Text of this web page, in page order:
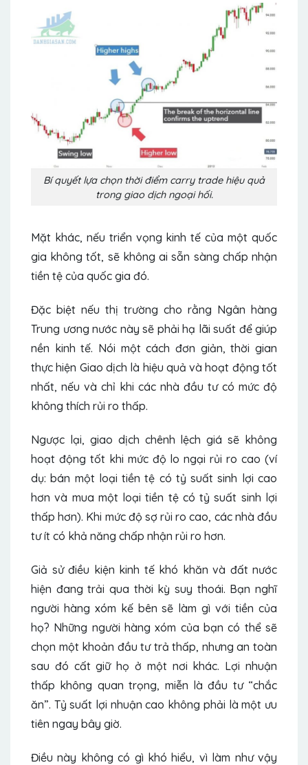
Bí quyết lựa chọn thời điểm carry trade hiệu quả
trong giao dịch ngoại hối.
Mặt khác, nếu triển vọng kinh tế của một quốc
gia không tốt, sẽ không ai sẵn sàng chấp nhận
tiền tệ của quốc gia đó.
Đặc biệt nếu thị trường cho rằng Ngân hàng
Trung ương nước này sẽ phải hạ lãi suất để giúp
nền kinh tế. Nói một cách đơn giản, thời gian
thực hiện Giao dịch là hiệu quả và hoạt động tốt
nhất, nếu và chỉ khi các nhà đầu tư có mức độ
không thích rủi ro thấp.
Ngược lại, giao dịch chênh lệch giá sẽ không
hoạt động tốt khi mức độ lo ngại rủi ro cao (ví
dụ: bán một loại tiền tệ có tỷ suất sinh lợi cao
hơn và mua một loại tiền tệ có tỷ suất sinh lợi
thấp hơn). Khi mức độ sợ rủi ro cao, các nhà đầu
tư ít có khả năng chấp nhận rủi ro hơn.
Giả sử điều kiện kinh tế khó khăn và đất nước
hiện đang trải qua thời kỳ suy thoái. Bạn nghĩ
người hàng xóm kế bên sẽ làm gì với tiền của
họ? Những người hàng xóm của bạn có thể sẽ
chọn một khoản đầu tư trả thấp, nhưng an toàn
sau đó cất giữ họ ở một nơi khác. Lợi nhuận
thấp không quan trọng, miễn là đầu tư “chắc
ăn”. Tỷ suất lợi nhuận cao không phải là một ưu
tiên ngay bây giờ.
Điều này không có gì khó hiểu, vì làm như vậy